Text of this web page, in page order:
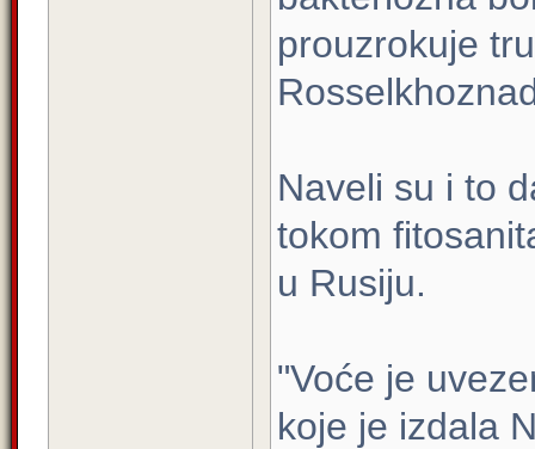
prouzrokuje
Naveli su i to
tokom
u Rusiju.
"Voće je
koje je izdala